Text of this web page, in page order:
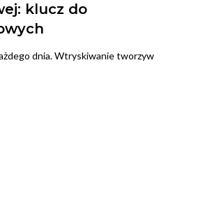
klucz do
dnia. Wtryskiwanie tworzyw